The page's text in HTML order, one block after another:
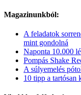
Magazinunkból:
A feladatok
mint gondolná
Naponta 10.000
Pompás Shake
A súlyemelés
10 tipp a tartósan